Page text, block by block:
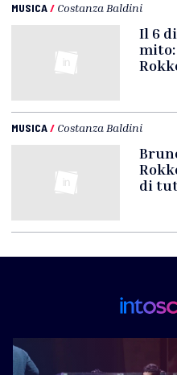
MUSICA/ Costanza Baldini
Il 6
MUSICA/ Costanza Baldini
di